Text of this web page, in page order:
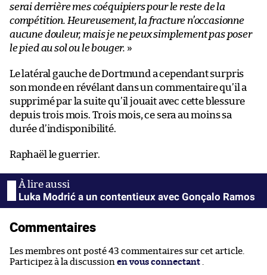
serai derrière mes coéquipiers pour le reste de la
compétition. Heureusement, la fracture n’occasionne
aucune douleur, mais je ne peux simplement pas poser
le pied au sol ou le bouger. »
Le latéral gauche de Dortmund a cependant surpris
son monde en révélant dans un commentaire qu’il a
supprimé par la suite qu’il jouait avec cette blessure
depuis trois mois. Trois mois, ce sera au moins sa
durée d’indisponibilité.
Raphaël le guerrier.
Luka Modrić a un contentieux avec Gonçalo Ramos
Commentaires
Les membres ont posté 43 commentaires sur cet article.
Participez à la discussion en vous connectant